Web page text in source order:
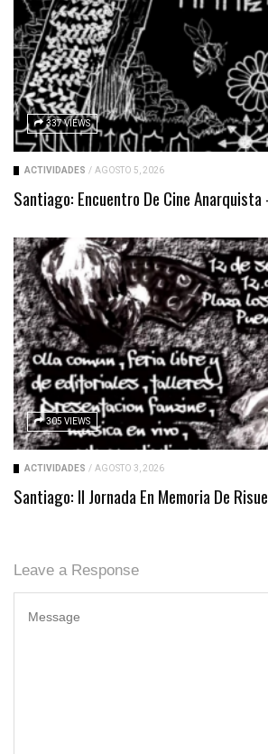
337 VIEWS
ACTIVIDADES / AGOSTO 5, 2026
Santiago: Encuentro De Cine
305 VIEWS
ACTIVIDADES / AGOSTO 3, 2026
Santiago: II Jornada En Memoria De
Leave a Response